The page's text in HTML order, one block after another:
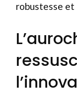
robustesse et